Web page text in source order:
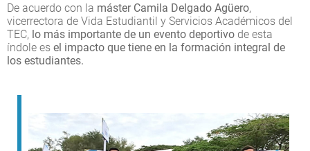
De acuerdo con la máster Camila Delgado Agüero,
vicerrectora de Vida Estudiantil y Servicios Académicos del
TEC, lo más importante de un evento deportivo de esta
índole es el impacto que tiene en la formación integral de
los estudiantes.